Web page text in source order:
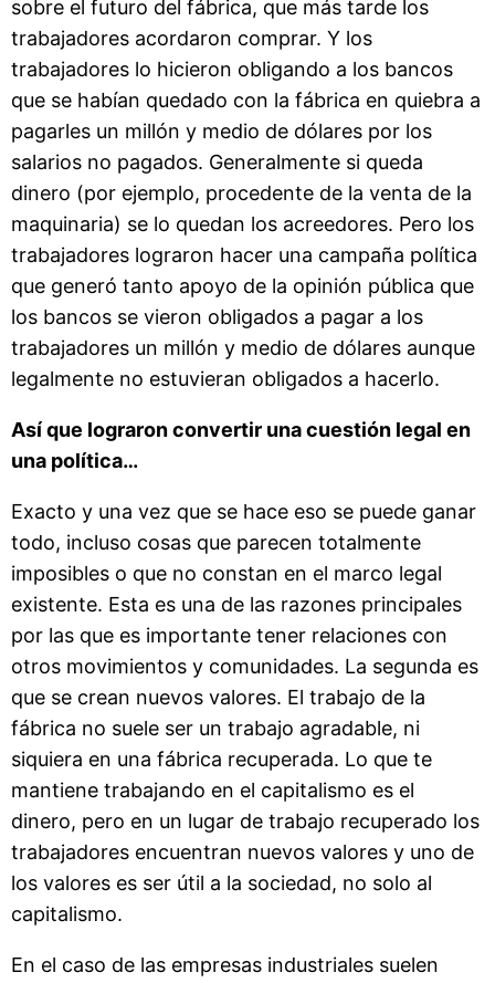
sobre el futuro del fábrica, que más tarde los
trabajadores acordaron comprar. Y los
trabajadores lo hicieron obligando a los bancos
que se habían quedado con la fábrica en quiebra a
pagarles un millón y medio de dólares por los
salarios no pagados. Generalmente si queda
dinero (por ejemplo, procedente de la venta de la
maquinaria) se lo quedan los acreedores. Pero los
trabajadores lograron hacer una campaña política
que generó tanto apoyo de la opinión pública que
los bancos se vieron obligados a pagar a los
trabajadores un millón y medio de dólares aunque
legalmente no estuvieran obligados a hacerlo.
Así que lograron convertir una cuestión legal en
una política…
Exacto y una vez que se hace eso se puede ganar
todo, incluso cosas que parecen totalmente
imposibles o que no constan en el marco legal
existente. Esta es una de las razones principales
por las que es importante tener relaciones con
otros movimientos y comunidades. La segunda es
que se crean nuevos valores. El trabajo de la
fábrica no suele ser un trabajo agradable, ni
siquiera en una fábrica recuperada. Lo que te
mantiene trabajando en el capitalismo es el
dinero, pero en un lugar de trabajo recuperado los
trabajadores encuentran nuevos valores y uno de
los valores es ser útil a la sociedad, no solo al
capitalismo.
En el caso de las empresas industriales suelen